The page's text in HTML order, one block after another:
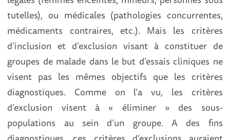
tutelles), ou médicales (pathologies concurrentes,
médicaments contraires, etc.). Mais les critères
d’inclusion et d’exclusion visant à constituer de
groupes de malade dans le but d’essais cliniques ne
visent pas les mêmes objectifs que les critères
diagnostiques. Comme on l’a vu, les critères
d’exclusion visent à « éliminer » des sous-
populations au sein d’un groupe. A des fins